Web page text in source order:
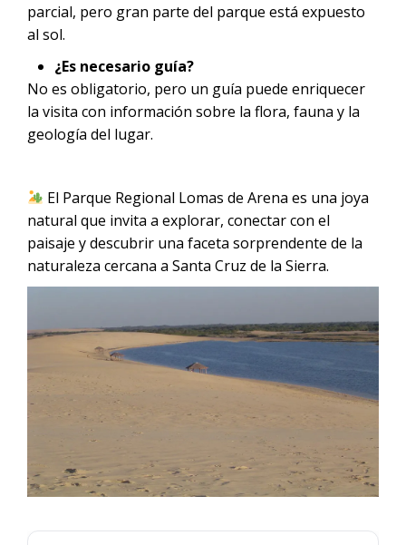
parcial, pero gran parte del parque está expuesto
al sol.
¿Es necesario guía?
No es obligatorio, pero un guía puede enriquecer
la visita con información sobre la flora, fauna y la
geología del lugar.
El Parque Regional Lomas de Arena es una joya
natural que invita a explorar, conectar con el
paisaje y descubrir una faceta sorprendente de la
naturaleza cercana a Santa Cruz de la Sierra.